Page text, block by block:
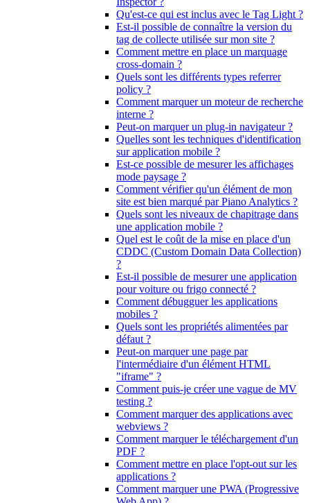
Qu'est-ce qui est inclus avec le Tag Light ?
Est-il possible de connaître la version du
tag de collecte utilisée sur mon site ?
Comment mettre en place un marquage
cross-domain ?
Quels sont les différents types referrer
policy ?
Comment marquer un moteur de recherche
interne ?
Peut-on marquer un plug-in navigateur ?
Quelles sont les techniques d'identification
sur application mobile ?
Est-ce possible de mesurer les affichages
mode paysage ?
Comment vérifier qu'un élément de mon
site est bien marqué par Piano Analytics ?
Quels sont les niveaux de chapitrage dans
une application mobile ?
Quel est le coût de la mise en place d'un
CDDC (Custom Domain Data Collection)
?
Est-il possible de mesurer une application
pour voiture ou frigo connecté ?
Comment débugguer les applications
mobiles ?
Quels sont les propriétés alimentées par
défaut ?
Peut-on marquer une page par
l'intermédiaire d'un élément HTML
"iframe" ?
Comment puis-je créer une vague de MV
testing ?
Comment marquer des applications avec
webviews ?
Comment marquer le téléchargement d'un
PDF ?
Comment mettre en place l'opt-out sur les
applications ?
Comment marquer une PWA (Progressive